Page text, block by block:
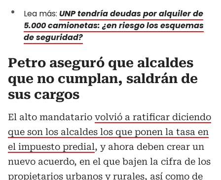
Lea más: UNP tendría deudas por alquiler de
5.000 camionetas: ¿en riesgo los esquemas
de seguridad?
Petro aseguró que alcaldes
que no cumplan, saldrán de
sus cargos
El alto mandatario volvió a ratificar diciendo
que son los alcaldes los que ponen la tasa en
el impuesto predial, y ahora deben crear un
nuevo acuerdo, en el que bajen la cifra de los
propietarios urbanos y rurales, así como de